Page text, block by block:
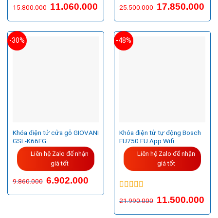
15.800.000 Giá
gốc
15.800.000VND.
11.060.000Giá
hiện
tại
là:
11.060.000VND.
25.500.000 Giá
gốc
25.500.000VND.
17.850.000Giá
hiện
tại
là:
-30%
Khóa điện tử cửa gỗ GIOVANI
GSL-K66FG
Liên hệ Zalo để nhận
giá tốt
9.860.000 Giá
gốc
9.860.000VND.
6.902.000Giá
hiện
là:
6.902.000VND.
-48%
Khóa điện tử tự động Bosch
FU750 EU App Wifi
Liên hệ Zalo để nhận
giá tốt
hạng5.005
21.990.000 11.500.000